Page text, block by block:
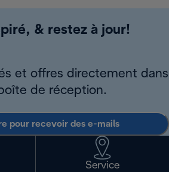
& restez à jour!
et offres directement dans
de réception.
pour recevoir des e-mails
Service